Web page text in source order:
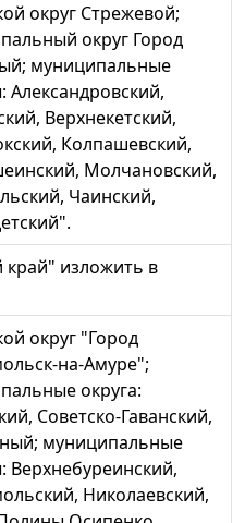
округ Стрежевой;
округ Город
муниципальные
Александровский,
Верхнекетский,
Колпашевский,
Молчановский,
Чаинский,
изложить в
округ "Город
на-Амуре";
округа:
Советско-Гаванский,
муниципальные
Верхнебуреинский,
Николаевский,